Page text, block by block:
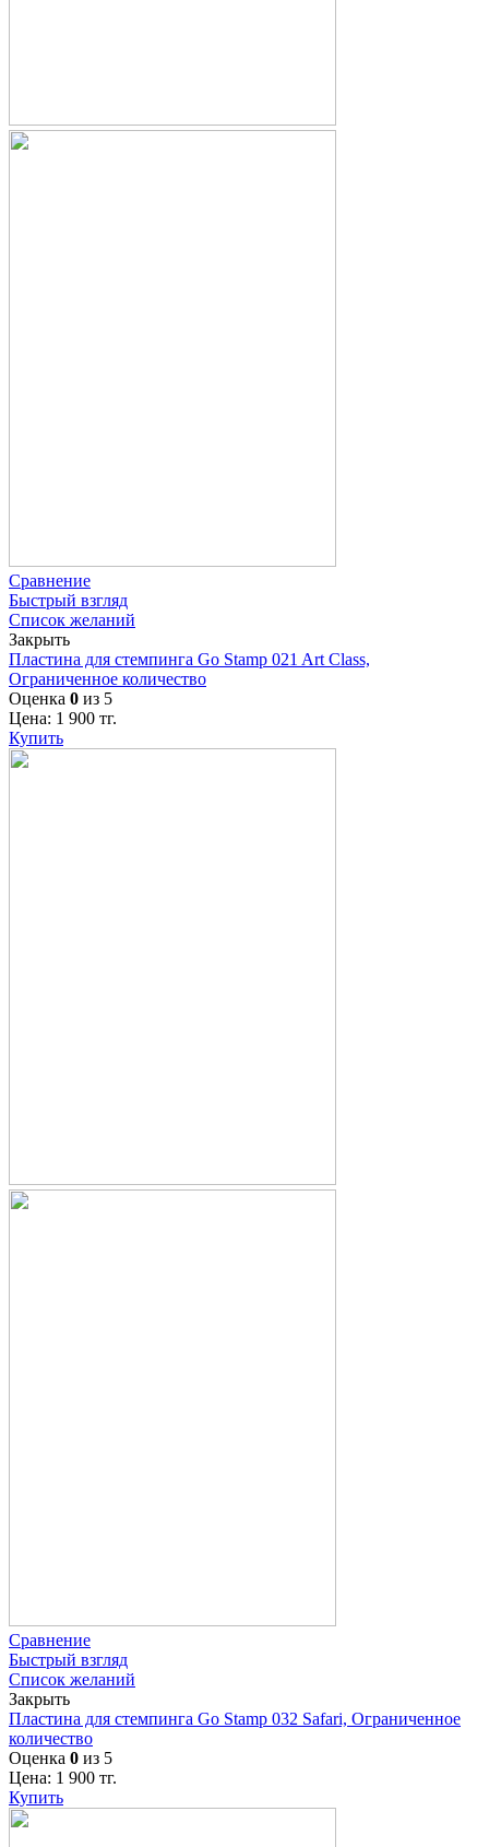
Сравнение
Быстрый взгляд
Список желаний
Закрыть
Пластина для стемпинга Go Stamp 021 Art Class,
Ограниченное количество
Оценка 0 из 5
Цена: 1 900 тг.
Купить
Сравнение
Быстрый взгляд
Список желаний
Закрыть
Пластина для стемпинга Go Stamp 032 Safari, Ограниченное
количество
Оценка 0 из 5
Цена: 1 900 тг.
Купить